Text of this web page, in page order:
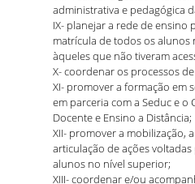
administrativa e pedagógica
IX- planejar a rede de ensino
matrícula de todos os alunos
àqueles que não tiveram
X- coordenar os processos
XI- promover a formação em
em parceria com a Seduc e o
Docente e Ensino a Distância;
XII- promover a mobilização,
articulação de ações
alunos no nível superior;
XIII- coordenar e/ou